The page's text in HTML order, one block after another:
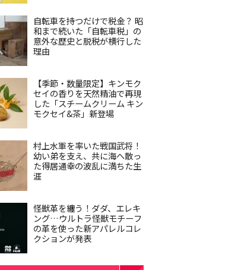
自転車を持つだけで税金？ 昭
和まで続いた「自転車税」の
意外な歴史と脱税が横行した
理由
【季節・数量限定】キンモク
セイの香りを天然精油で再現
した「スチームクリーム キン
モクセイ&茶」新登場
村上水軍を率いた戦国武将！
幼い弟を支え、共に海へ散っ
た得居通幸の波乱に満ちた生
涯
怪獣革を纏う！ダダ、エレキ
ング…ウルトラ怪獣モチーフ
の革を使った新アパレルコレ
クションが発表